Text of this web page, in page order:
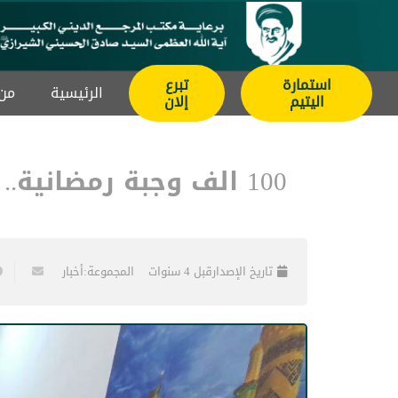
استمارة
اليتيم
تبرع
إلان الرئيسیة
100 الف وجبة رمضانية.. تستعد لتجهيزها مؤسسة مصباح الحسين عليه السلام
تاريخ الإصدارقبل 4 سنوات المجموعة:أخبار